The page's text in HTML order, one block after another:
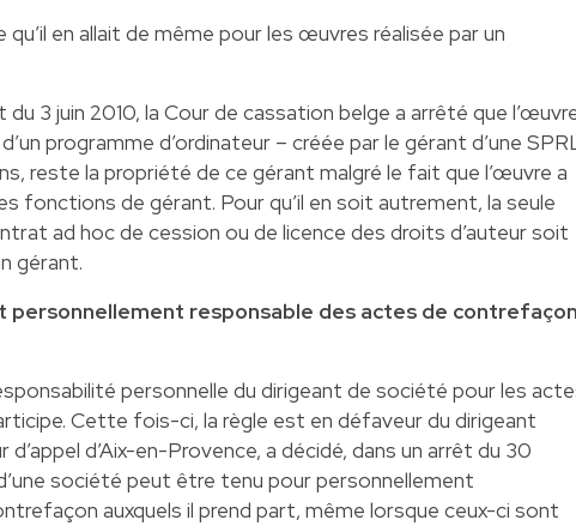
en allait de même pour les œuvres réalisée par un
du 3 juin 2010, la Cour de cassation belge a arrêté que
d’un programme d’ordinateur – créée par le gérant d’une
reste la propriété de ce gérant malgré le fait que l’œuvre a
fonctions de gérant. Pour qu’il en soit autrement, la seule
ad hoc de cession ou de licence des droits d’auteur soit
gérant.
personnellement responsable des actes de
personnelle du dirigeant de société pour les
Cette fois-ci, la règle est en défaveur du dirigeant
d’Aix-en-Provence, a décidé, dans un arrêt du 30
société peut être tenu pour personnellement
auxquels il prend part, même lorsque ceux-ci sont